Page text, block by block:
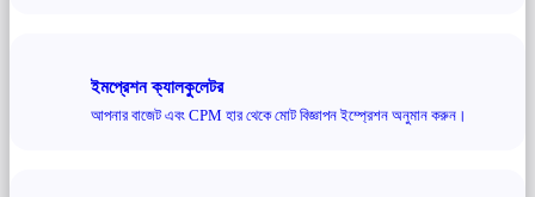
ইমপ্রেশন ক্যালকুলেটর
আপনার বাজেট এবং CPM হার থেকে মোট বিজ্ঞাপন ইম্প্রেশন অনুমান করুন।